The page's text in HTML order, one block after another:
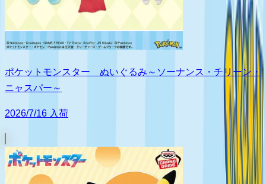
ポケットモンスター ぬいぐるみ～ソーナンス・チリーン・
ニャスパー～
2026/7/16 入荷